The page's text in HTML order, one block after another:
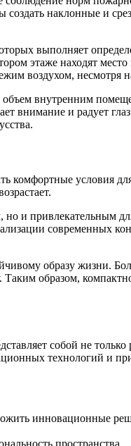
создать наклонные и
выполняет
этаже находят
воздухом, несмотря
внутренним
внимание и радует
комфортные условия
и привлекательным
современных
образу жизни.
образом,
собой не
технологий и
инновационные
пространства.